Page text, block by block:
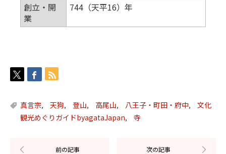
創立・開
業
744（天平16）年
真言宗, 天狗, 登山, 高尾山, 八王子・町田・府中,
文化
観光めぐりガイドbyagataJapan, 寺